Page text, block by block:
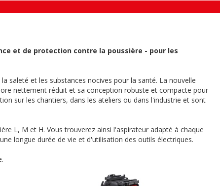
et de protection contre la poussière - pour les
saleté et les substances nocives pour la santé. La nouvelle
nettement réduit et sa conception robuste et compacte pour
sur les chantiers, dans les ateliers ou dans l'industrie et sont
L, M et H. Vous trouverez ainsi l'aspirateur adapté à chaque
longue durée de vie et d'utilisation des outils électriques.